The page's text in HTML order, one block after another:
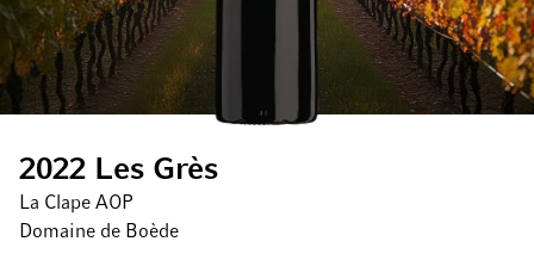
2022 Les Grès
La Clape AOP
Domaine de Boède